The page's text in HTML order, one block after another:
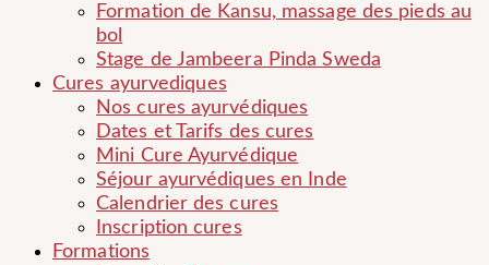
Formation de Kansu, massage des pieds au
bol
Stage de Jambeera Pinda Sweda
Cures ayurvediques
Nos cures ayurvédiques
Dates et Tarifs des cures
Mini Cure Ayurvédique
Séjour ayurvédiques en Inde
Calendrier des cures
Inscription cures
Formations